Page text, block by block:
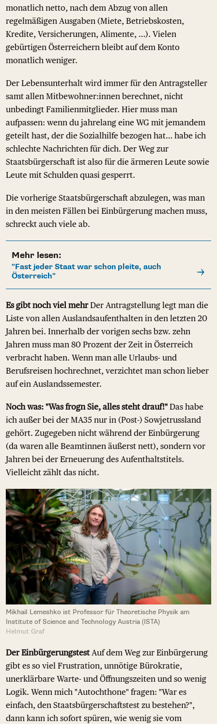
monatlich netto, nach dem Abzug von allen
regelmäßigen Ausgaben (Miete, Betriebskosten,
Kredite, Versicherungen, Alimente, …). Vielen
gebürtigen Österreichern bleibt auf dem Konto
monatlich weniger.
Der Lebensunterhalt wird immer für den Antragsteller
samt allen Mitbewohner:innen berechnet, nicht
unbedingt Familienmitglieder. Hier muss man
aufpassen: wenn du jahrelang eine WG mit jemandem
geteilt hast, der die Sozialhilfe bezogen hat… habe ich
schlechte Nachrichten für dich. Der Weg zur
Staatsbürgerschaft ist also für die ärmeren Leute sowie
Leute mit Schulden quasi gesperrt.
Die vorherige Staatsbürgerschaft abzulegen, was man
in den meisten Fällen bei Einbürgerung machen muss,
schreckt auch viele ab.
Mehr lesen:
"Fast jeder Staat war schon pleite, auch
Österreich"
Es gibt noch viel mehrDer Antragstellung legt man die
Liste von allen Auslandsaufenthalten in den letzten 20
Jahren bei. Innerhalb der vorigen sechs bzw. zehn
Jahren muss man 80 Prozent der Zeit in Österreich
verbracht haben. Wenn man alle Urlaubs- und
Berufsreisen hochrechnet, verzichtet man schon lieber
auf ein Auslandssemester.
Noch was: "Was frogn Sie, alles steht drauf!" Das habe
ich außer bei der MA35 nur in (Post-) Sowjetrussland
gehört. Zugegeben nicht während der Einbürgerung
(da waren alle Beamtinnen äußerst nett), sondern vor
Jahren bei der Erneuerung des Aufenthaltstitels.
Vielleicht zählt das nicht.
Mikhail Lemeshko ist Professor für Theoretische Physik am
Institute of Science and Technology Austria (ISTA)
Helmut Graf
Der EinbürgerungstestAuf dem Weg zur Einbürgerung
gibt es so viel Frustration, unnötige Bürokratie,
unerklärbare Warte- und Öffnungszeiten und so wenig
Logik. Wenn mich "Autochthone" fragen: "War es
einfach, den Staatsbürgerschaftstest zu bestehen?",
dann kann ich sofort spüren, wie wenig sie vom